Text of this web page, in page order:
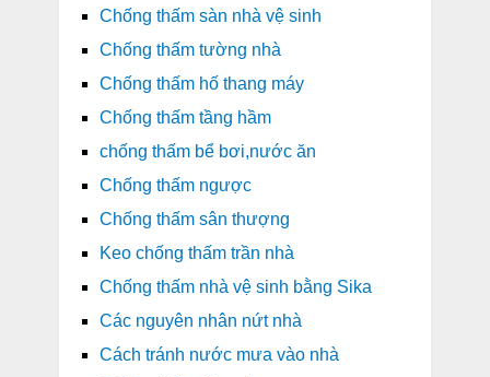
Chống thấm sàn nhà vệ sinh
Chống thấm tường nhà
Chống thấm hố thang máy
Chống thấm tầng hầm
chống thấm bể bơi,nước ăn
Chống thấm ngược
Chống thấm sân thượng
Keo chống thấm trần nhà
Chống thấm nhà vệ sinh bằng Sika
Các nguyên nhân nứt nhà
Cách tránh nước mưa vào nhà